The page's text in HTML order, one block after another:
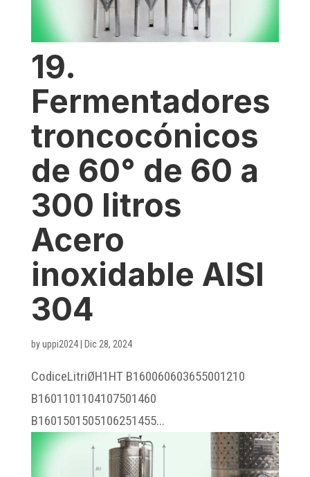
19.
Fermentadores
troncocónicos
de 60° de 60 a
300 litros
Acero
inoxidable AISI
304
byuppi2024| Dic 28, 2024
CodiceLitriØH1HT B160060603655001210
B1601101104107501460
B1601501505106251455...